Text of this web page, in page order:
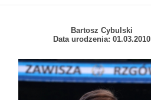
Bartosz Cybulski
Data urodzenia: 01.03.2010